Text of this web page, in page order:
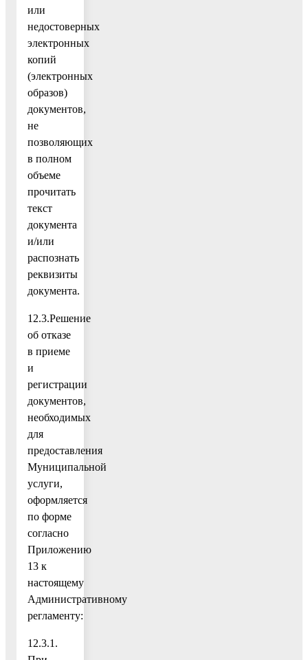
или
недостоверных
электронных
копий
(электронных
образов)
документов,
не
позволяющих
в полном
объеме
прочитать
текст
документа
и/или
распознать
реквизиты
документа.
12.3.Решение
об отказе
в приеме
и
регистрации
документов,
необходимых
для
предоставления
Муниципальной
услуги,
оформляется
по форме
согласно
Приложению
13 к
настоящему
Административному
регламенту:
12.3.1.